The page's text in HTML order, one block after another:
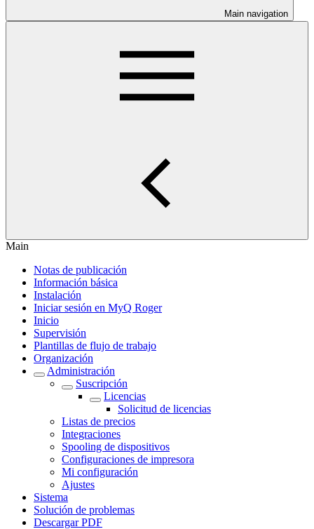
Main navigation
Main
Notas de publicación
Información básica
Instalación
Iniciar sesión en MyQ Roger
Inicio
Supervisión
Plantillas de flujo de trabajo
Organización
Administración
Suscripción
Licencias
Solicitud de licencias
Listas de precios
Integraciones
Spooling de dispositivos
Configuraciones de impresora
Mi configuración
Ajustes
Sistema
Solución de problemas
Descargar PDF